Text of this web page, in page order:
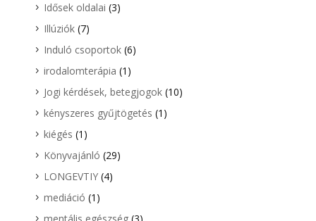
Idősek oldalai (3)
Illúziók(7)
Induló csoportok(6)
irodalomterápia (1)
Jogi kérdések, betegjogok(10)
kényszeres gyűjtögetés (1)
kiégés (1)
Könyvajánló (29)
LONGEVTIY(4)
mediáció (1)